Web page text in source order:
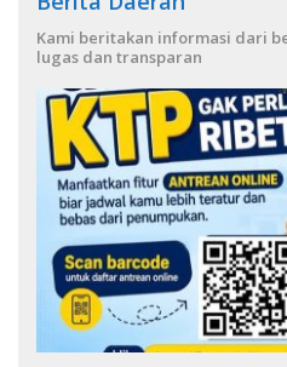
Kami beritakan informasi dari
lugas dan transparan